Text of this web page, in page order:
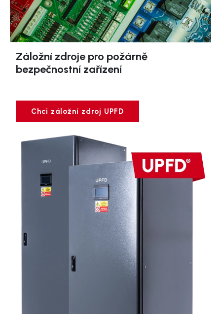
Záložní zdroje pro požárně
bezpečnostní zařízení
Chci záložní zdroj UPFD